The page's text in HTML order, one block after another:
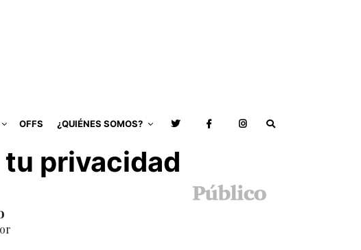
OFFS ¿QUIÉNES SOMOS?
tu privacidad